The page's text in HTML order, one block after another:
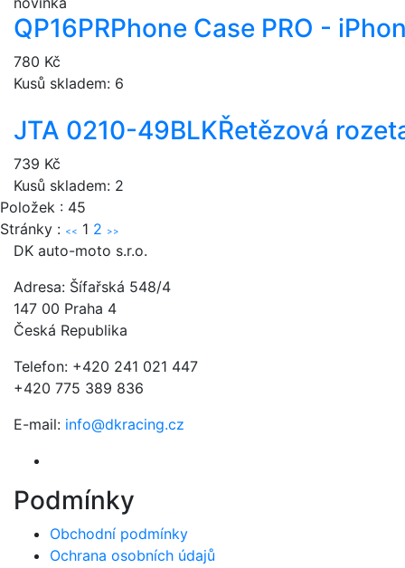
QP16PRPhone Case PRO -
780 Kč
Kusů skladem: 6
JTA 0210-49BLKŘetězová
739 Kč
Kusů skladem: 2
Položek : 45
Stránky : << 1 2 >>
DK auto-moto s.r.o.
Adresa: Šífařská 548/4
147 00 Praha 4
Česká Republika
Telefon: +420 241 021 447
+420 775 389 836
E-mail: info@dkracing.cz
Podmínky
Obchodní podmínky
Ochrana osobních údajů